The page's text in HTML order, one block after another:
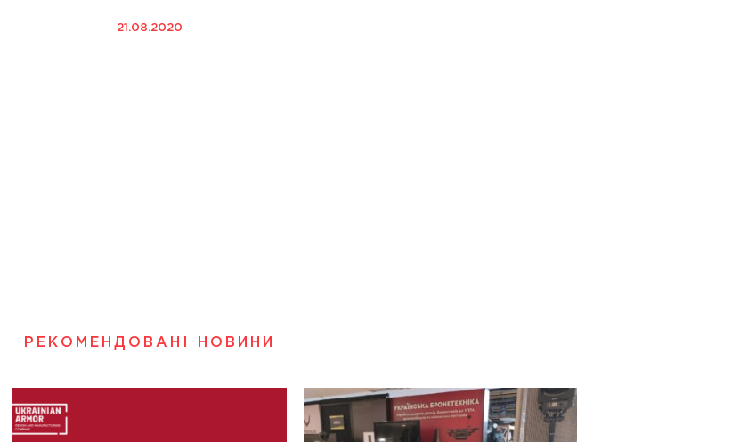
21.08.2020
РЕКОМЕНДОВАНІ НОВИНИ